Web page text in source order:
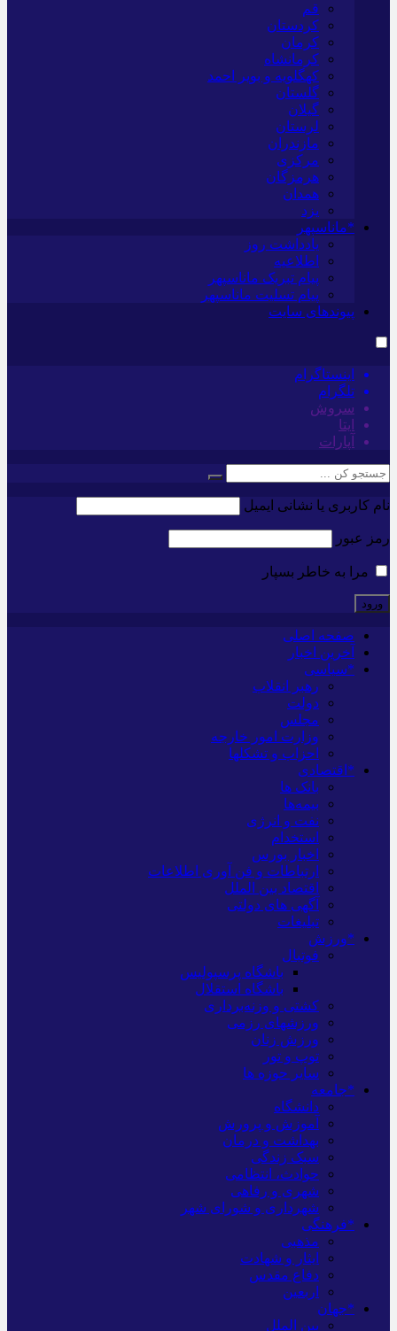
قم
کردستان
کرمان
کرمانشاه
کهگلویه و بویر احمد
گلستان
گیلان
لرستان
مازندران
مرکزی
هرمزگان
همدان
یزد
*ماناسپهر
یادداشت روز
اطلاعیه
پیام تبریک ماناسپهر
پیام تسلیت ماناسپهر
پیوندهای سایت
اینستاگرام
تلگرام
سروش
ایتا
آپارات
نام کاربری یا نشانی ایمیل
رمز عبور
مرا به خاطر بسپار
صفحه اصلی
آخرین اخبار
*سیاسی
رهبر انقلاب
دولت
مجلس
وزارت امور خارجه
احزاب و تشکلها
*اقتصادی
بانک ها
بیمه‌ها
نفت و انرژی
استخدام
اخبار بورس
ارتباطات و فن آوری اطلاعات
اقتصاد بین الملل
آگهی های دولتی
تبلیغات
*ورزش
فوتبال
باشگاه پرسپولیس
باشگاه استقلال
کشتی و وزنه‌برداری
ورزشهای رزمی
ورزش زنان
توپ و تور
سایر حوزه ها
*جامعه
دانشگاه
آموزش و پرورش
بهداشت و درمان
سبک زندگی
حوادث، انتظامی
شهری و رفاهی
شهرداری و شورای شهر
*فرهنگی
مذهبی
ایثار و شهادت
دفاع مقدس
اربعین
*جهان
بین الملل